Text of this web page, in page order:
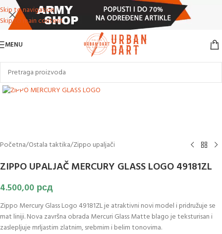
Skip to navigation
Skip to main content
MENU
Klikni za uvećanje slike
Početna/Ostala taktika/Zippo upaljači
ZIPPO UPALJAČ MERCURY GLASS LOGO 49181ZL
4.500,00 рсд
Zippo Mercury Glass Logo 49181ZL je atraktivni novi model i pridružuje se
mat liniji. Nova završna obrada Mercuri Glass Matte blago je teksturisan i
zaslepljuje mrljastim zlatnim, srebrnim i belim tonovima.